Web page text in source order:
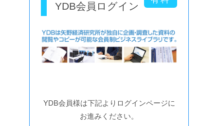
YDB会員ログイン
YDB会員様は下記よりログインページに
お進みください。